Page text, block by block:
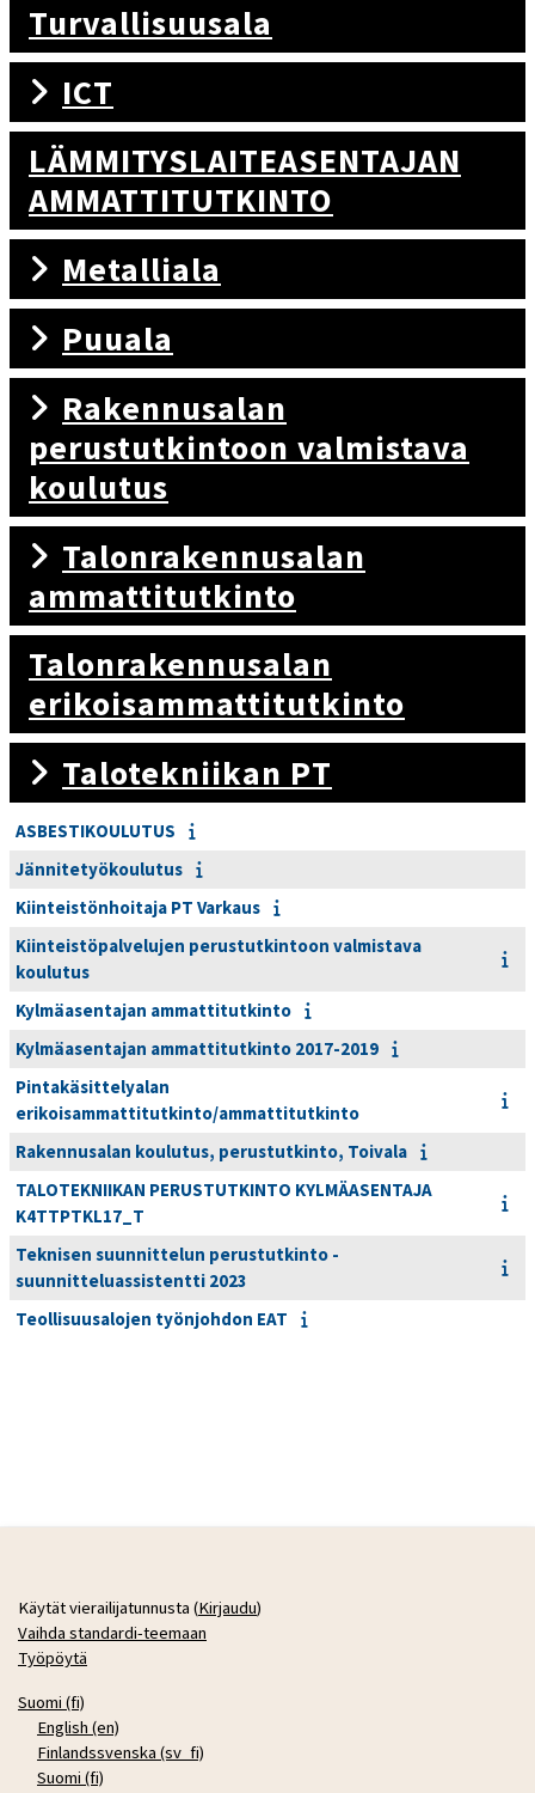
Turvallisuusala
ICT
LÄMMITYSLAITEASENTAJAN
AMMATTITUTKINTO
Metalliala
Puuala
Rakennusalan
perustutkintoon valmistava
koulutus
Talonrakennusalan
ammattitutkinto
Talonrakennusalan
erikoisammattitutkinto
Talotekniikan PT
ASBESTIKOULUTUS
Jännitetyökoulutus
Kiinteistönhoitaja PT Varkaus
Kiinteistöpalvelujen perustutkintoon valmistava
koulutus
Kylmäasentajan ammattitutkinto
Kylmäasentajan ammattitutkinto 2017-2019
Pintakäsittelyalan
erikoisammattitutkinto/ammattitutkinto
Rakennusalan koulutus, perustutkinto, Toivala
TALOTEKNIIKAN PERUSTUTKINTO KYLMÄASENTAJA
K4TTPTKL17_T
Teknisen suunnittelun perustutkinto -
suunnitteluassistentti 2023
Teollisuusalojen työnjohdon EAT
Käytät vierailijatunnusta (Kirjaudu)
Vaihda standardi-teemaan
Työpöytä
Suomi ‎(fi)‎
English ‎(en)‎
Finlandssvenska ‎(sv_fi)‎
Suomi ‎(fi)‎